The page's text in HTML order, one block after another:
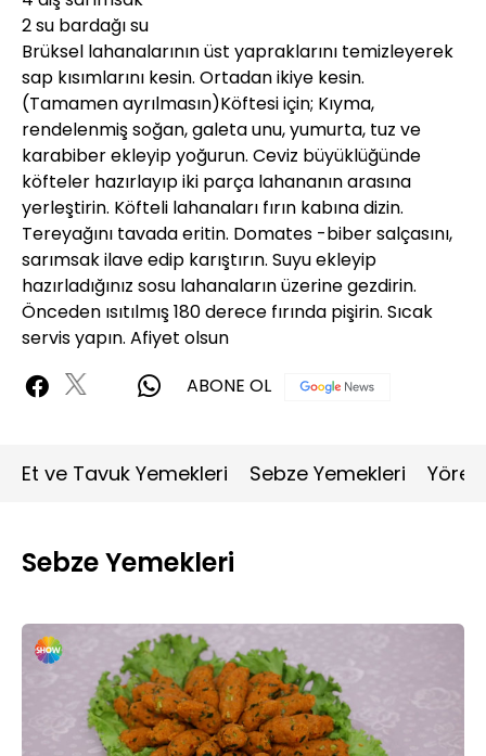
2 su bardağı su
Brüksel lahanalarının üst yapraklarını temizleyerek
sap kısımlarını kesin. Ortadan ikiye kesin.
(Tamamen ayrılmasın)Köftesi için; Kıyma,
rendelenmiş soğan, galeta unu, yumurta, tuz ve
karabiber ekleyip yoğurun. Ceviz büyüklüğünde
köfteler hazırlayıp iki parça lahananın arasına
yerleştirin. Köfteli lahanaları fırın kabına dizin.
Tereyağını tavada eritin. Domates -biber salçasını,
sarımsak ilave edip karıştırın. Suyu ekleyip
hazırladığınız sosu lahanaların üzerine gezdirin.
Önceden ısıtılmış 180 derece fırında pişirin. Sıcak
servis yapın. Afiyet olsun
ABONE OL
Et ve Tavuk Yemekleri Sebze Yemekleri
Sebze Yemekleri